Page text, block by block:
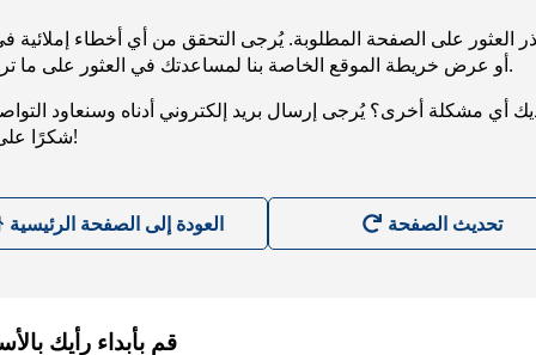
العثور على الصفحة المطلوبة. يُرجى التحقق من أي أخطاء إملائية
URL، أو عرض خريطة الموقع الخاصة بنا لمساعدتك في العثور على ما تريد.
أي مشكلة أخرى؟ يُرجى إرسال بريد إلكتروني أدناه وسنعاود
شكرًا على صبرك!
العودة إلى الصفحة الرئيسية
قم بأبداء رأيك